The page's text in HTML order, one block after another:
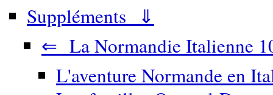
Suppléments ⇓
⇐ La Normandie Italienne
L'aventure Normande en